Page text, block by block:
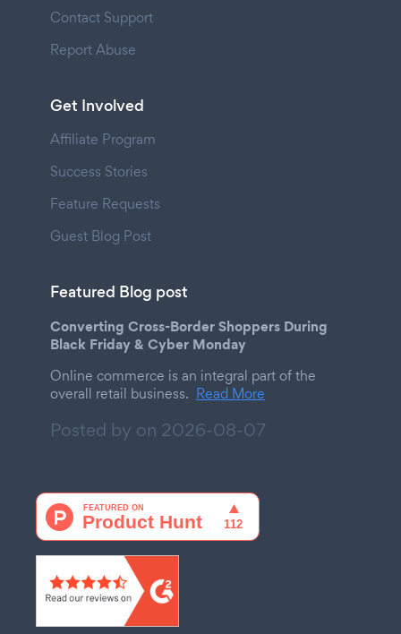
Contact Support
Report Abuse
Get Involved
Affiliate Program
Success Stories
Feature Requests
Guest Blog Post
Featured Blog post
Converting Cross-Border Shoppers During
Black Friday & Cyber Monday
Online commerce is an integral part of the
overall retail business. Read More
Posted by on 2026-08-07